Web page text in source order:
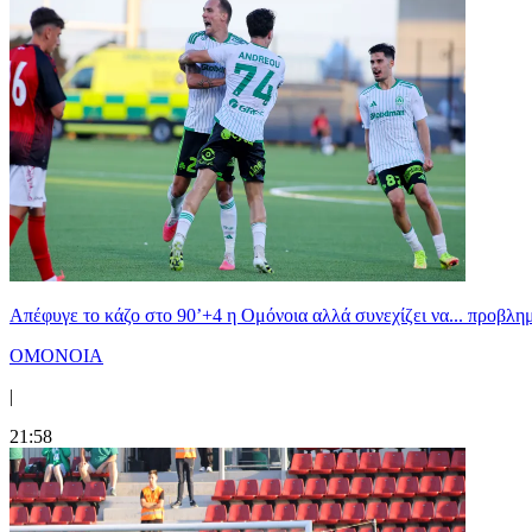
Απέφυγε το κάζο στο 90’+4 η Ομόνοια αλλά συνεχίζει να...
ΟΜΟΝΟΙΑ
|
21:58